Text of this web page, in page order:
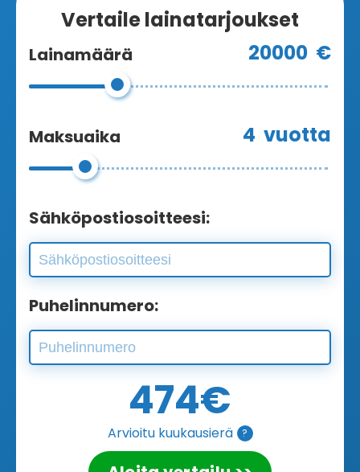
Vertaile lainatarjoukset
Lainamäärä 20000 €
Maksuaika 4 vuotta
Sähköpostiosoitteesi:
Puhelinnumero:
474€
Arvioitu kuukausierä ?